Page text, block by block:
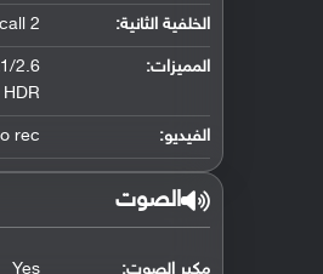
الخلفية الثانية: 2 MP, 1080p@30fps, dual video call
المميزات:
HDR
الفيديو: rec.
الصوت
مكبر الصوت: Yes